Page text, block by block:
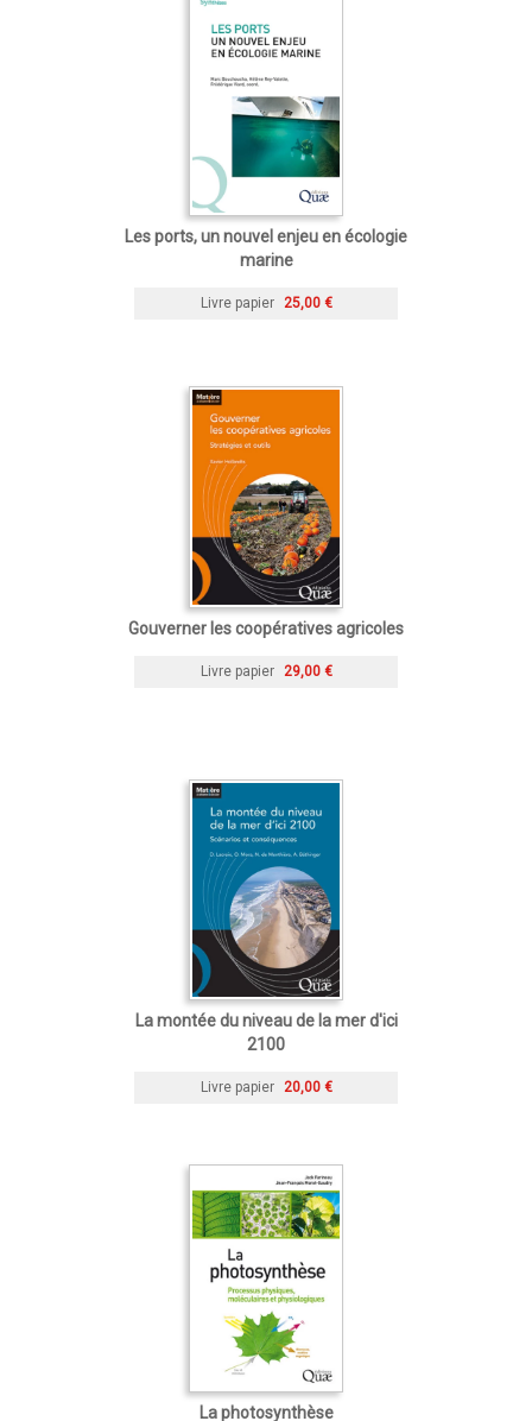
Les ports, un nouvel enjeu en écologie
marine
Livre papier 25,00 €
Gouverner les coopératives agricoles
Livre papier 29,00 €
La montée du niveau de la mer d'ici
2100
Livre papier 20,00 €
La photosynthèse